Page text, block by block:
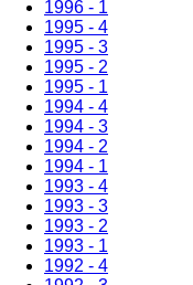
1996 - 1
1995 - 4
1995 - 3
1995 - 2
1995 - 1
1994 - 4
1994 - 3
1994 - 2
1994 - 1
1993 - 4
1993 - 3
1993 - 2
1993 - 1
1992 - 4